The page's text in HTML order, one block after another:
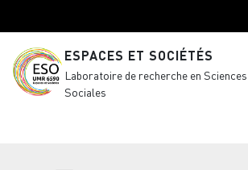
ESPACES ET SOCIÉTÉS
Laboratoire de recherche en
Sociales